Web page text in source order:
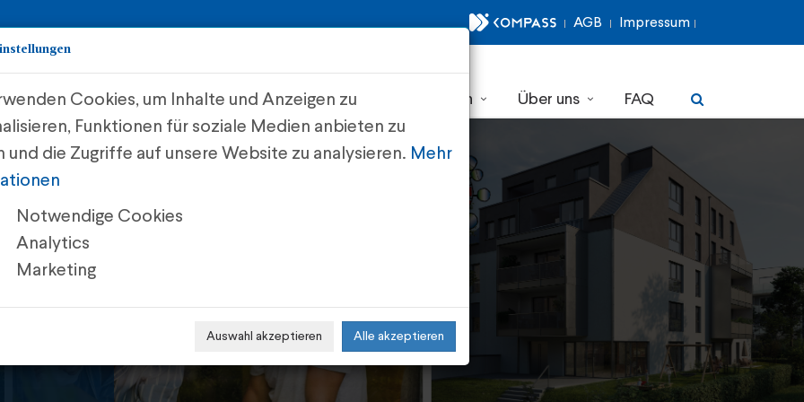
AGB Impressum
Start Investments Mehr erfahren Über uns FAQ
Cookies, um Inhalte und Anzeigen zu
Funktionen für soziale Medien anbieten zu
und die Zugriffe auf unsere Website zu analysieren. Mehr
Notwendige Cookies
Analytics
Marketing
Auswahl akzeptieren Alle akzeptieren